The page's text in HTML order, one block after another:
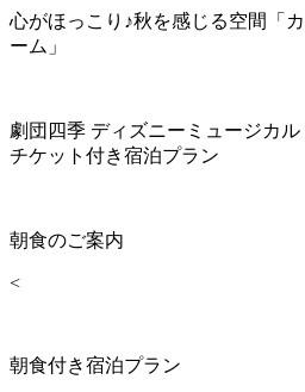
心がほっこり♪秋を感じる空間「
ーム」
劇団四季 ディズニーミュージカ
チケット付き宿泊プラン
朝食のご案内
<
朝食付き宿泊プラン